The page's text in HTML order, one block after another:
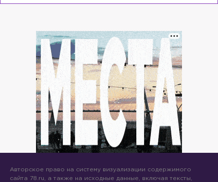
Авторское право на систему визуализации содержимого
сайта 78.ru, а также на исходные данные, включая тексты,